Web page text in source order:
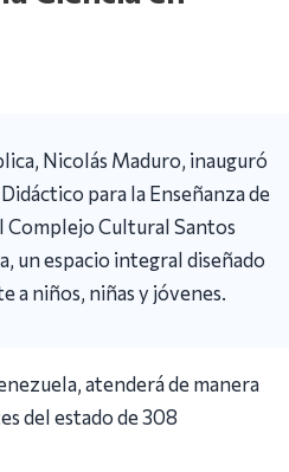
Nicolás Maduro, inauguró
para la Enseñanza de
Complejo Cultural Santos
un espacio integral diseñado
a niños, niñas y jóvenes.
atenderá de manera
del estado de 308